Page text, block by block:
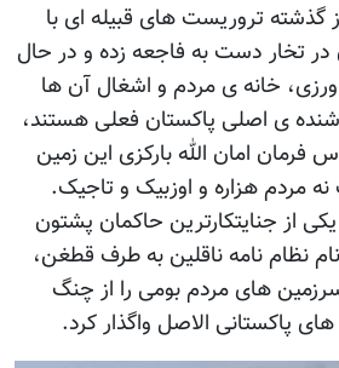
گذشته تروریست های قبیله ای با
تخار دست به فاجعه زده و در حال
خانه ی مردم و اشغال آن ها
ی اصلی پاکستان فعلی هستند،
فرمان امان الله بارکزی این زمین
مردم هزاره و اوزبیک و تاجیک.
یکی از جنایتکارترین حاکمان پشتون
نظام نامه ناقلین به طرف قطغن،
های مردم بومی را از چنگ
پاکستانی الاصل واگذار کرد.